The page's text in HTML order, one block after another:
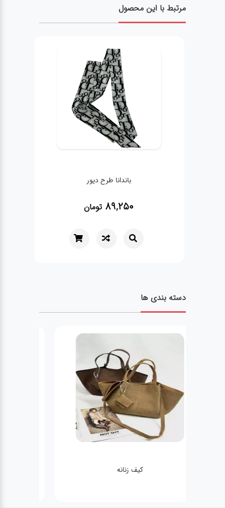
مرتبط با این محصول
باندانا طرح دیور
89,250 تومان
دسته بندی ها
کیف زنانه